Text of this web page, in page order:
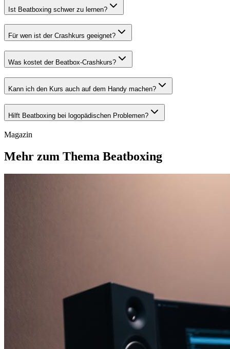
Ist Beatboxing schwer zu lernen?
Für wen ist der Crashkurs geeignet?
Was kostet der Beatbox-Crashkurs?
Kann ich den Kurs auch auf dem Handy machen?
Hilft Beatboxing bei logopädischen Problemen?
Magazin
Mehr zum Thema Beatboxing